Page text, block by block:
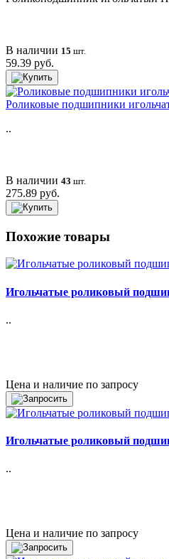
В наличии 15 шт.
59.39 руб.
Роликовые подшипники
..
В наличии 43 шт.
275.89 руб.
Похожие товары
Игольчатые роликовый
..
Цена и наличие по запросу
Игольчатые роликовый
..
Цена и наличие по запросу